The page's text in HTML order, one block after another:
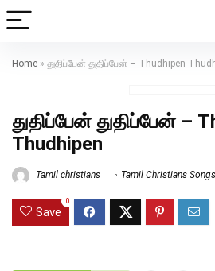
Home » துதிப்பேன் துதிப்பேன் – Thudhipen
துதிப்பேன் துதிப்பேன் –
Thudhipen
Tamil christians Tamil Christians Songs
Save
0